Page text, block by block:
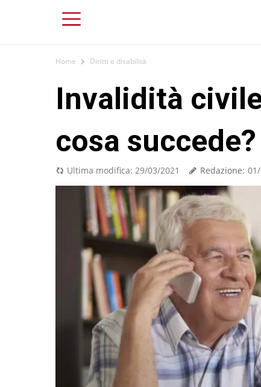
Home Diritti e disabilità
Invalidità
cosa succede?
Ultima modifica: 29/03/2021 Redazione: